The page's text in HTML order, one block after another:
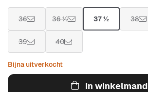
36 36 ½ 37 ½ 38
39 40
Bijna uitverkocht
In winkelmand